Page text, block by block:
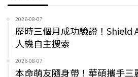
2026-08-07
歷時三個月成功驗證！Shield
人機自主搜索
2026-08-07
本命萌友隨身帶！華碩攜手三